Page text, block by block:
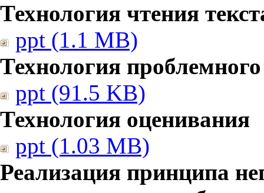
Технология чтения
ppt (1.1 MB)
Технология
ppt (91.5 KB)
Технология оценивания
ppt (1.03 MB)
Реализация принципа